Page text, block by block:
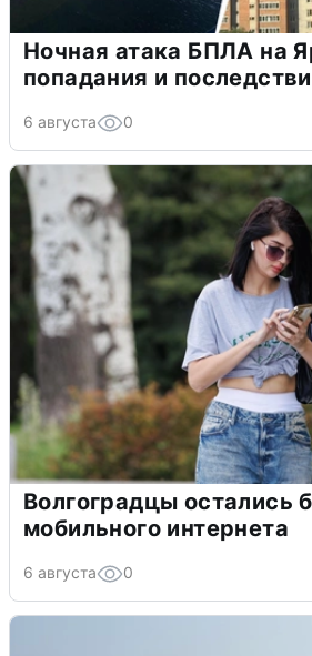
Ночная атака БПЛА на
попадания и
6 августа 0
Волгоградцы остались
мобильного интернета
6 августа 0